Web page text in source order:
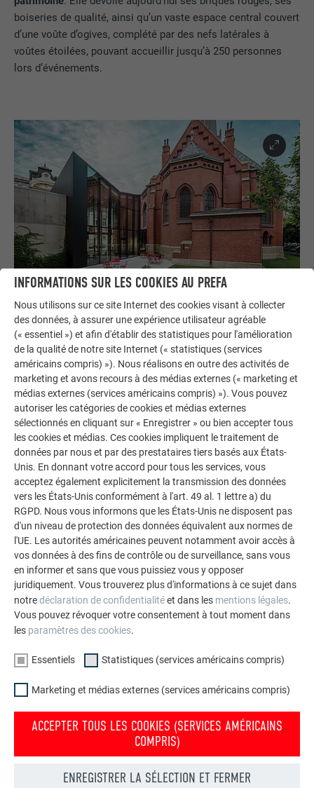
boiseries de qualité, ainsi qu’un vaste espace central couvert
d’une voûte d’ogives, complété par des nefs latérales à
voûtes étoilées, pouvant accueillir jusqu’à 250 personnes
lors d’événements.
INFORMATIONS SUR LES COOKIES AU PREFA
Nous utilisons sur ce site Internet des cookies visant à collecter
des données, à assurer une expérience utilisateur agréable
(« essentiel ») et afin d'établir des statistiques pour l'amélioration
de la qualité de notre site Internet (« statistiques (services
américains compris) »). Nous réalisons en outre des activités de
marketing et avons recours à des médias externes (« marketing et
médias externes (services américains compris) »). Vous pouvez
autoriser les catégories de cookies et médias externes
sélectionnés en cliquant sur « Enregistrer » ou bien accepter tous
les cookies et médias. Ces cookies impliquent le traitement de
données par nous et par des prestataires tiers basés aux États-
Unis. En donnant votre accord pour tous les services, vous
acceptez également explicitement la transmission des données
vers les États-Unis conformément à l'art. 49 al. 1 lettre a) du
RGPD. Nous vous informons que les États-Unis ne disposent pas
d'un niveau de protection des données équivalent aux normes de
l'UE. Les autorités américaines peuvent notamment avoir accès à
vos données à des fins de contrôle ou de surveillance, sans vous
en informer et sans que vous puissiez vous y opposer
juridiquement. Vous trouverez plus d'informations à ce sujet dans
notredéclaration de confidentialitéet dans les mentions légales.
Vous pouvez révoquer votre consentement à tout moment dans
les paramètres des cookies.
Essentiels Statistiques (services américains compris)
Marketing et médias externes (services américains compris)
ACCEPTER TOUS LES COOKIES (SERVICES AMÉRICAINS
COMPRIS)
ENREGISTRER LA SÉLECTION ET FERMER